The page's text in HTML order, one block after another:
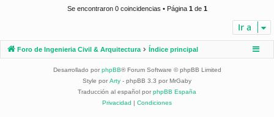
Se encontraron 0 coincidencias • Página 1de 1
Ir a
Foro de Ingenieria Civil & Arquitectura Índice principal
Desarrollado por phpBB® Forum Software © phpBB Limited
Style por Arty - phpBB 3.3 por MrGaby
Traducción al español por phpBB España
Privacidad | Condiciones